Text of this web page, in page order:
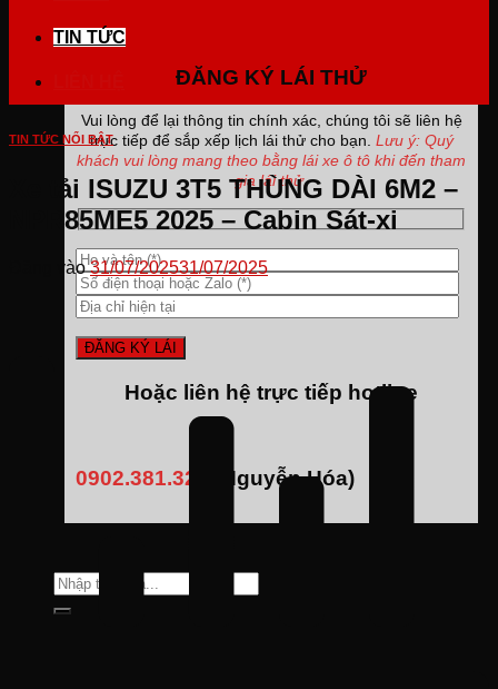
ĐĂNG KÝ LÁI THỬ
Vui lòng để lại thông tin chính xác, chúng tôi sẽ liên hệ
trực tiếp để sắp xếp lịch lái thử cho bạn. Lưu ý: Quý
khách vui lòng mang theo bằng lái xe ô tô khi đến tham
gia lái thử.
Hoặc liên hệ trực tiếp hotline
0902.381.323 (Nguyễn Hóa)
Tìm
kiếm:
TIN TỨC
TIN TỨC NỔI BẬT
Xe tải ISUZU 3T5 THÙNG DÀI 6M2 –
NPR85ME5 2025 – Cabin Sát-xi
Đăng vào31/07/202531/07/2025